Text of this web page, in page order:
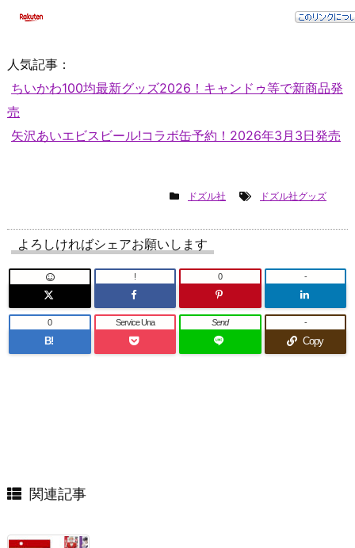
人気記事：
ちいかわ100均最新グッズ2026！キャンドゥ等で新商品発
売
矢沢あいエビスビール!コラボ缶予約！2026年3月3日発売
ドズル社 ドズル社グッズ
よろしければシェアお願いします
! 0 -
B!
0 Service Una Send
Copy
-
関連記事